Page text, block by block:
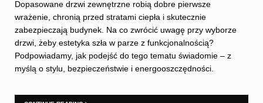
Dopasowane drzwi zewnętrzne robią dobre pierwsze
wrażenie, chronią przed stratami ciepła i skutecznie
zabezpieczają budynek. Na co zwrócić uwagę przy wyborze
drzwi, żeby estetyka szła w parze z funkcjonalnością?
Podpowiadamy, jak podejść do tego tematu świadomie – z
myślą o stylu, bezpieczeństwie i energooszczędności.